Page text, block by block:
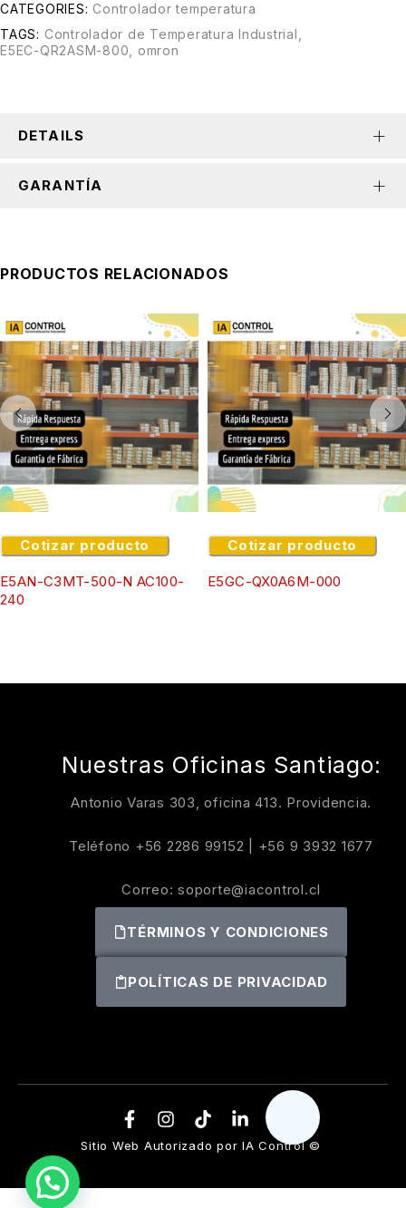
CATEGORIES: Controlador temperatura
TAGS: Controlador de Temperatura Industrial
E5EC-QR2ASM-800
omron
DETAILS
GARANTÍA
PRODUCTOS RELACIONADOS
Cotizar producto
E5AN-C3MT-500-N AC100-
240
Cotizar producto
E5GC-QX0A6M-000
Nuestras Oficinas Santiago:
Antonio Varas 303, oficina 413. Providencia.
Teléfono +56 2286 99152 +56 9 3932 1677
Correo: soporte@iacontrol.cl
TÉRMINOS Y CONDICIONES
POLÍTICAS DE PRIVACIDAD
Sitio Web Autorizado por IA Control ©